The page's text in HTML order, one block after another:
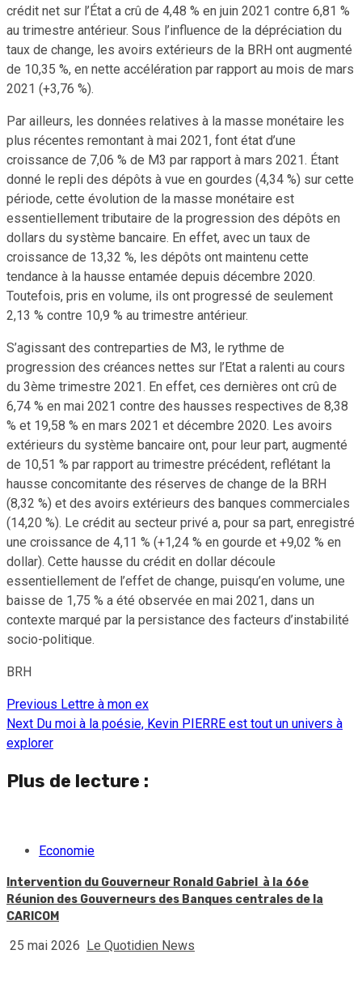
crédit net sur l’État a crû de 4,48 % en juin 2021 contre 6,81 %
au trimestre antérieur. Sous l’influence de la dépréciation du
taux de change, les avoirs extérieurs de la BRH ont augmenté
de 10,35 %, en nette accélération par rapport au mois de mars
2021 (+3,76 %).
Par ailleurs, les données relatives à la masse monétaire les
plus récentes remontant à mai 2021, font état d’une
croissance de 7,06 % de M3 par rapport à mars 2021. Étant
donné le repli des dépôts à vue en gourdes (4,34 %) sur cette
période, cette évolution de la masse monétaire est
essentiellement tributaire de la progression des dépôts en
dollars du système bancaire. En effet, avec un taux de
croissance de 13,32 %, les dépôts ont maintenu cette
tendance à la hausse entamée depuis décembre 2020.
Toutefois, pris en volume, ils ont progressé de seulement
2,13 % contre 10,9 % au trimestre antérieur.
S’agissant des contreparties de M3, le rythme de
progression des créances nettes sur l’Etat a ralenti au cours
du 3ème trimestre 2021. En effet, ces dernières ont crû de
6,74 % en mai 2021 contre des hausses respectives de 8,38
% et 19,58 % en mars 2021 et décembre 2020. Les avoirs
extérieurs du système bancaire ont, pour leur part, augmenté
de 10,51 % par rapport au trimestre précédent, reflétant la
hausse concomitante des réserves de change de la BRH
(8,32 %) et des avoirs extérieurs des banques commerciales
(14,20 %). Le crédit au secteur privé a, pour sa part, enregistré
une croissance de 4,11 % (+1,24 % en gourde et +9,02 % en
dollar). Cette hausse du crédit en dollar découle
essentiellement de l’effet de change, puisqu’en volume, une
baisse de 1,75 % a été observée en mai 2021, dans un
contexte marqué par la persistance des facteurs d’instabilité
socio-politique.
BRH
Continue
Reading
Previous Lettre à mon ex
Next Du moi à la poésie, Kevin PIERRE est tout un univers à
explorer
Plus de lecture :
Economie
Intervention du Gouverneur Ronald Gabriel à la 66e
Réunion des Gouverneurs des Banques centrales de la
CARICOM
25 mai 2026 Le Quotidien News